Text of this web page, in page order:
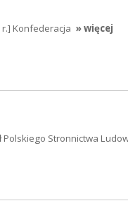
Konfederacja » więcej
Polskiego Stronnictwa